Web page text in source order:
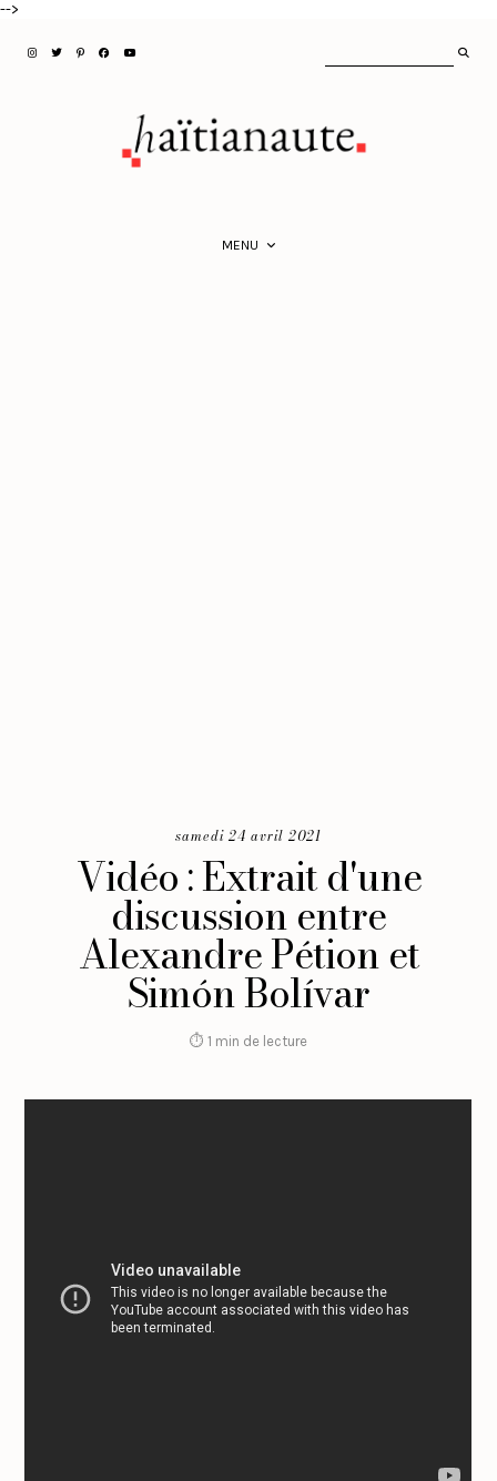
-->
MENU
samedi 24 avril 2021
Vidéo : Extrait d'une
discussion entre
Alexandre Pétion et
Simón Bolívar
⏱ 1 min de lecture